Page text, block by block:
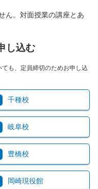
ん。対面授業の講座とあ
し込む
ても、定員締切のためお申し込
千種校
岐阜校
豊橋校
岡崎現役館